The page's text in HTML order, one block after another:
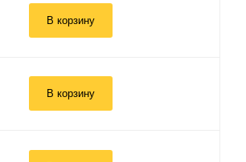
В корзину
В корзину